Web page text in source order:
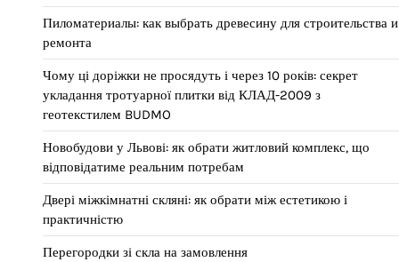
Пиломатериалы: как выбрать древесину для строительства и
ремонта
Чому ці доріжки не просядуть і через 10 років: секрет
укладання тротуарної плитки від КЛАД-2009 з
геотекстилем BUDMO
Новобудови у Львові: як обрати житловий комплекс, що
відповідатиме реальним потребам
Двері міжкімнатні скляні: як обрати між естетикою і
практичністю
Перегородки зі скла на замовлення